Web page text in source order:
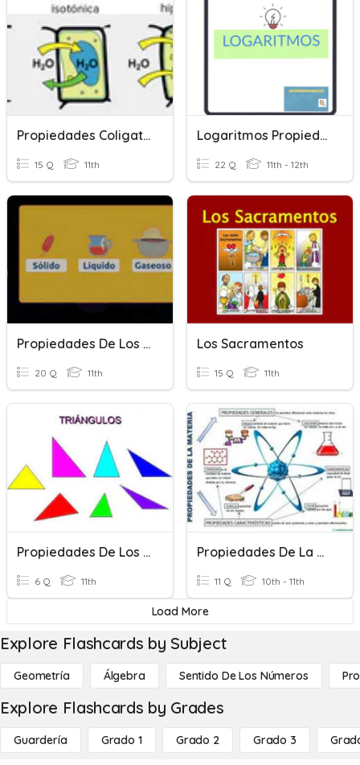
Propiedades Coligativas
15 Q 11th
Logaritmos Propiedades
22 Q 11th - 12th
Propiedades De Los Estados De La Materia
20 Q 11th
Los Sacramentos
15 Q 11th
Propiedades De Los Triángulos
6 Q 11th
Propiedades De La Materia
11 Q 10th - 11th
Load More
Explore Flashcards by Subject
Geometría Álgebra Sentido De Los Números
Explore Flashcards by Grades
Guardería Grado 1 Grado 2 Grado 3